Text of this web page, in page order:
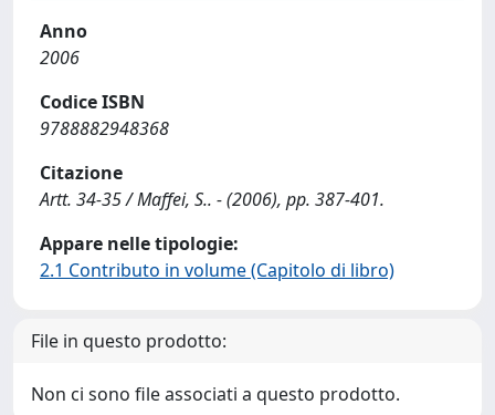
Anno
2006
Codice ISBN
9788882948368
Citazione
Artt. 34-35 / Maffei, S.. - (2006), pp. 387-401.
Appare nelle tipologie:
2.1 Contributo in volume (Capitolo di libro)
File in questo prodotto:
Non ci sono file associati a questo prodotto.